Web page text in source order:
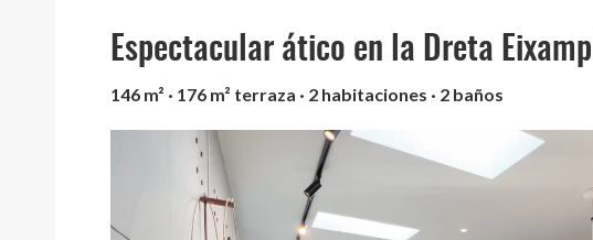
Espectacular ático en la Dreta
146 m² · 176 m² terraza · 2 habitaciones · 2 baños